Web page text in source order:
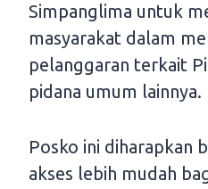
Simpanglima untuk
masyarakat dalam
pelanggaran terkait
pidana umum lainnya.
Posko ini diharapkan
akses lebih mudah